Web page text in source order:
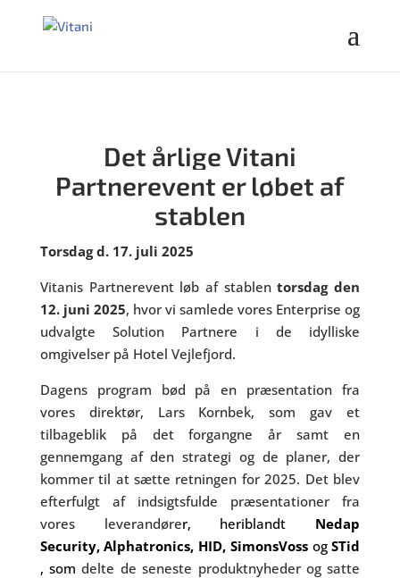
Det årlige Vitani
Partnerevent er løbet af
stablen
Torsdag d. 17. juli 2025
Vitanis Partnerevent løb af stablen torsdag den
12. juni 2025, hvor vi samlede vores Enterprise og
udvalgte Solution Partnere i de idylliske
omgivelser på Hotel Vejlefjord.
Dagens program bød på en præsentation fra
vores direktør, Lars Kornbek, som gav et
tilbageblik på det forgangne år samt en
gennemgang af den strategi og de planer, der
kommer til at sætte retningen for 2025. Det blev
efterfulgt af indsigtsfulde præsentationer fra
vores leverandører, heriblandt Nedap
Security,Alphatronics, HID, SimonsVoss og STid
, som delte de seneste produktnyheder og satte